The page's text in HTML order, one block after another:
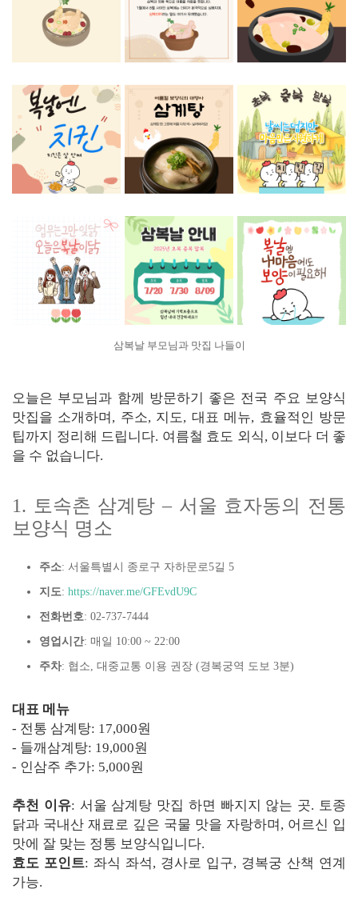
삼복날 부모님과 맛집 나들이
오늘은 부모님과 함께 방문하기 좋은 전국 주요 보양식
맛집을 소개하며, 주소, 지도, 대표 메뉴, 효율적인 방문
팁까지 정리해 드립니다. 여름철 효도 외식, 이보다 더 좋
을 수 없습니다.
1. 토속촌 삼계탕 – 서울 효자동의 전통
보양식 명소
주소: 서울특별시 종로구 자하문로5길 5
지도: https://naver.me/GFEvdU9C
전화번호: 02-737-7444
영업시간: 매일 10:00 ~ 22:00
주차: 협소, 대중교통 이용 권장 (경복궁역 도보 3분)
대표 메뉴
- 전통 삼계탕: 17,000원
- 들깨삼계탕: 19,000원
- 인삼주 추가: 5,000원
추천 이유: 서울 삼계탕 맛집 하면 빠지지 않는 곳. 토종
닭과 국내산 재료로 깊은 국물 맛을 자랑하며, 어르신 입
맛에 잘 맞는 정통 보양식입니다.
효도 포인트: 좌식 좌석, 경사로 입구, 경복궁 산책 연계
가능.